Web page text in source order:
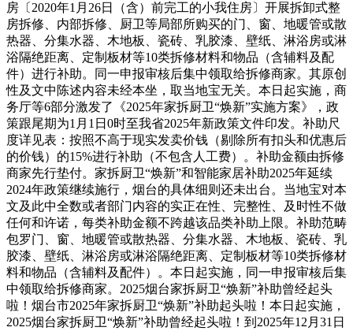
房〔2020年1月26日（含）前完工的小我住房〕开展拆卸式整
房拆修、内部拆修、厨卫等局部所购买的门、窗、地暖管或散
热器、分集水器、木地板、瓷砖、乳胶漆、壁纸、淋浴房或淋
浴隔绝距离、定制板材等10类拆修材料和物品（含辅料及配
件）进行补助。同一申报审核后集中领取给拆修商家。其原创
性及文中陈述内容未经本坐，取当地宝无关。本日起实施，商
务厅等6部分激发了《2025年家拆厨卫“焕新”实施方案》，政
策跟尾期为1月1日0时至我省2025年新政策文件印发。补助尺
度详见表：按照不高于现实发卖价钱（剔除所有扣头和优惠后
的价钱）的15%进行补助（不包含人工费）。补助金额由拆修
商家先行垫付。家拆厨卫“焕新”和智能家居补助2025年延续
2024年政策继续施行，烟台的具体细则还未出台。当地宝对本
文及此中全数或者部门内容的实正在性、完整性、及时性不做
任何和许诺，每类补助金额不跨越该品类补助上限。补助范畴
包罗门、窗、地暖管或散热器、分集水器、木地板、瓷砖、乳
胶漆、壁纸、淋浴房或淋浴隔绝距离、定制板材等10类拆修材
料和物品（含辅料及配件）。本日起实施，同一申报审核后集
中领取给拆修商家。2025烟台家拆厨卫“焕新”补助曾经起头
啦！烟台市2025年家拆厨卫“焕新”补助起头啦！本日起实施，
2025烟台家拆厨卫“焕新”补助曾经起头啦！到2025年12月31日